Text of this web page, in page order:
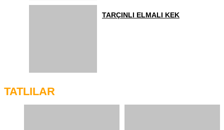
TARÇINLI ELMALI KEK
TATLILAR